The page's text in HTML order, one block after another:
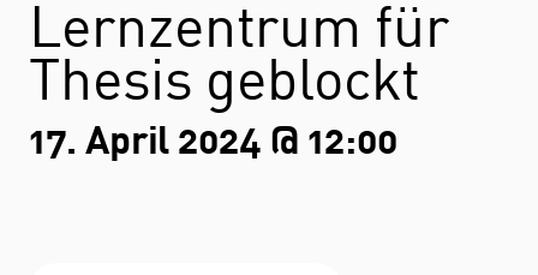
Lernzentrum für
Thesis geblockt
17. April 2024 @ 12:00